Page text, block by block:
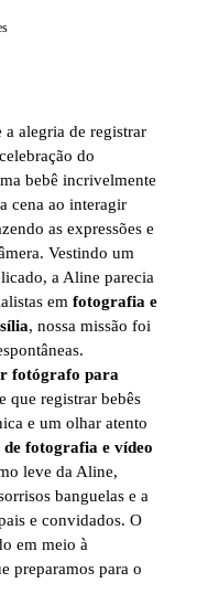
alegria de registrar
do
bebê incrivelmente
cena ao interagir
as expressões e
Vestindo um
a Aline parecia
em fotografia e
, nossa missão foi
fotógrafo para
que registrar bebês
e um olhar atento
fotografia e vídeo
leve da Aline,
banguelas e a
e convidados. O
em meio à
preparamos para o